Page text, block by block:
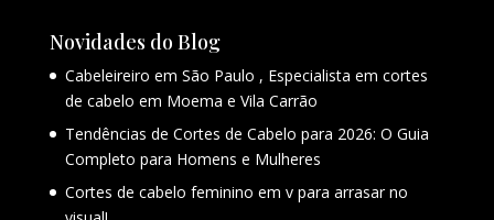
Novidades do Blog
Cabeleireiro em São Paulo , Especialista em cortes
de cabelo em Moema e Vila Carrão
Tendências de Cortes de Cabelo para 2026: O Guia
Completo para Homens e Mulheres
Cortes de cabelo feminino em v para arrasar no